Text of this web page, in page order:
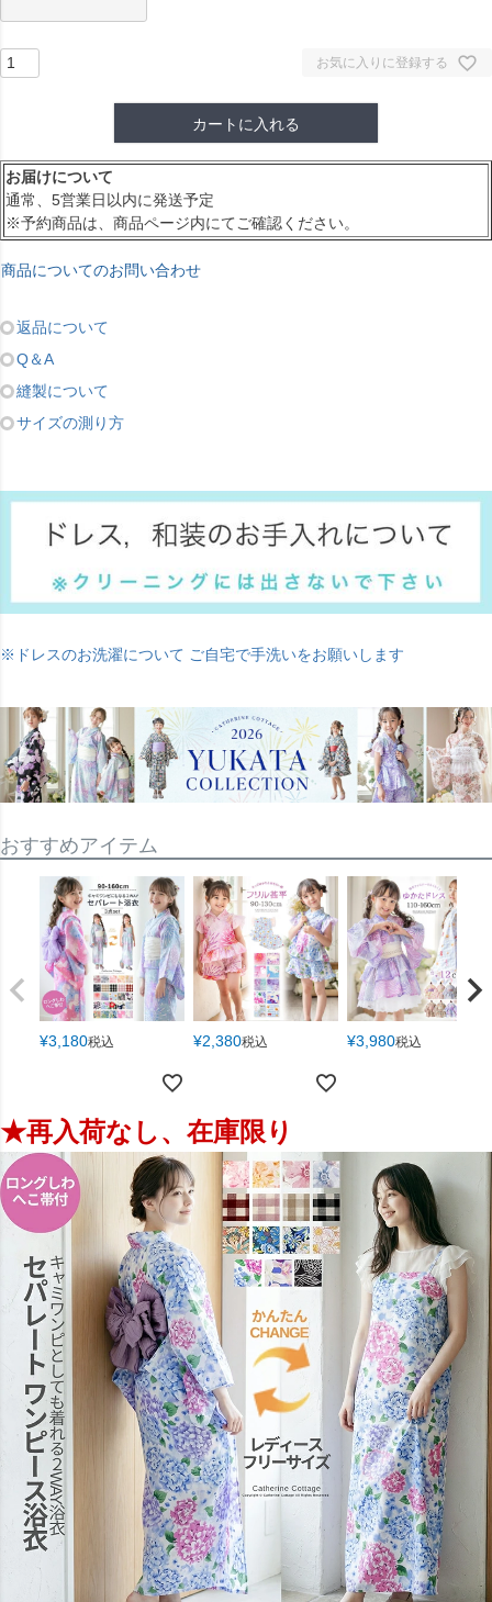
お気に入りに登録する
カートに入れる
お届けについて
通常、5営業日以内に発送予定
※予約商品は、商品ページ内にてご確認ください。
商品についてのお問い合わせ
返品について
Q＆A
縫製について
サイズの測り方
※ドレスのお洗濯について ご自宅で手洗いをお願いします
おすすめアイテム
¥3,180税込 ¥2,380税込 ¥3,980税込
★再入荷なし、在庫限り